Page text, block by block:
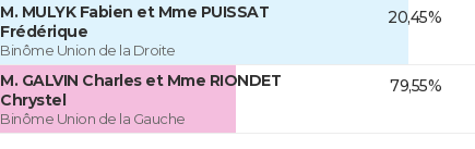
M. MULYK Fabien et Mme PUISSAT
Frédérique
Binôme Union de la Droite
20,45%
M. GALVIN Charles et Mme RIONDET
Chrystel
Binôme Union de la Gauche
79,55%